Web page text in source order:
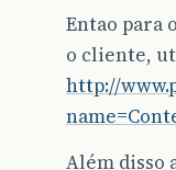
Entao para
o cliente,
http://
Além disso